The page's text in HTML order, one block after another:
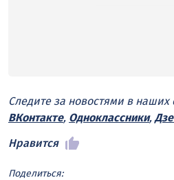
Следите за новостями в наших
ВКонтакте, Одноклассники,
Нравится
Поделиться: